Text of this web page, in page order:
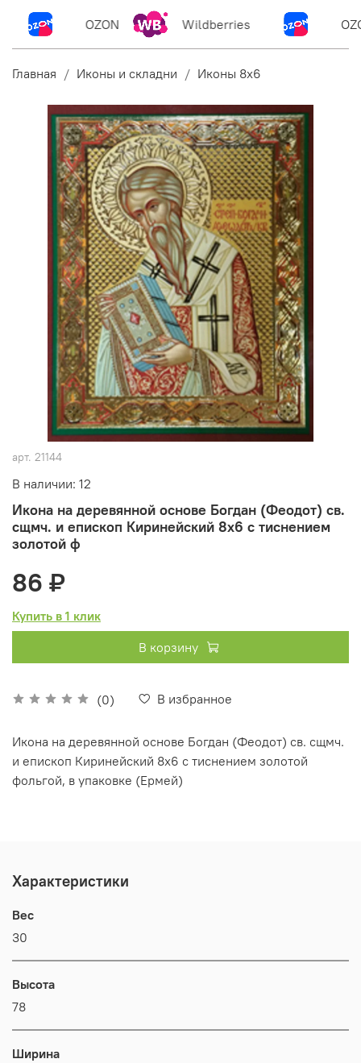
OZON Wildberries
Главная Иконы и складни Иконы 8х6
арт. 21144
В наличии: 12
Икона на деревянной основе Богдан (Феодот) св.
сщмч. и епископ Киринейский 8х6 с тиснением
золотой ф
(0) В избранное
86 ₽
Купить в 1 клик
В корзину
Икона на деревянной основе Богдан (Феодот) св. сщмч.
и епископ Киринейский 8х6 с тиснением золотой
фольгой, в упаковке (Ермей)
Характеристики
Вес
30
Высота
78
Ширина